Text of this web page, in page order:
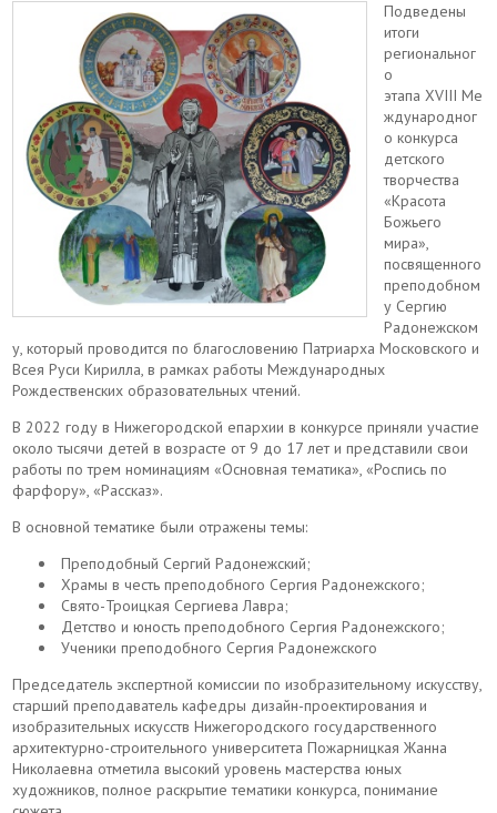
Подведены
итоги
региональног
о
этапа XVIII Ме
ждународног
о конкурса
детского
творчества
«Красота
Божьего
мира»,
посвященного
преподобном
у Сергию
Радонежском
у, который проводится по благословению Патриарха Московского и
Всея Руси Кирилла, в рамках работы Международных
Рождественских образовательных чтений.
В 2022 году в Нижегородской епархии в конкурсе приняли участие
около тысячи детей в возрасте от 9 до 17 лет и представили свои
работы по трем номинациям «Основная тематика», «Роспись по
фарфору», «Рассказ».
В основной тематике были отражены темы:
Преподобный Сергий Радонежский;
Храмы в честь преподобного Сергия Радонежского;
Свято-Троицкая Сергиева Лавра;
Детство и юность преподобного Сергия Радонежского;
Ученики преподобного Сергия Радонежского
Председатель экспертной комиссии по изобразительному искусству,
старший преподаватель кафедры дизайн-проектирования и
изобразительных искусств Нижегородского государственного
архитектурно-строительного университета Пожарницкая Жанна
Николаевна отметила высокий уровень мастерства юных
художников, полное раскрытие тематики конкурса, понимание